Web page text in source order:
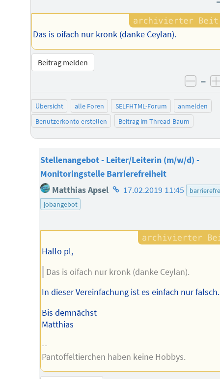
Autors
Das is oifach nur kronk (danke Ceylan).
Beitrag melden
–
Übersicht alle Foren SELFHTML-Forum
anmelden
Benutzerkonto erstellen
Beitrag im Thread-Baum
Stellenangebot - Leiter/Leiterin (m/w/d) -
Monitoringstelle Barrierefreiheit
Matthias Apsel Homepage
17.02.2019 11:45
jobangebot
Hallo pl,
Das is oifach nur kronk (danke Ceylan).
In dieser Vereinfachung ist es einfach nur falsch.
Bis demnächst
Matthias
--
Pantoffeltierchen haben keine Hobbys.